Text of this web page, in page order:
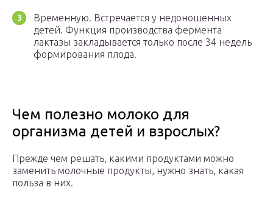
Временную. Встречается у недоношенных
детей. Функция производства фермента
лактазы закладывается только после 34 недель
формирования плода.
Чем полезно молоко для
организма детей и взрослых?
Прежде чем решать, какими продуктами можно
заменить молочные продукты, нужно знать, какая
польза в них.